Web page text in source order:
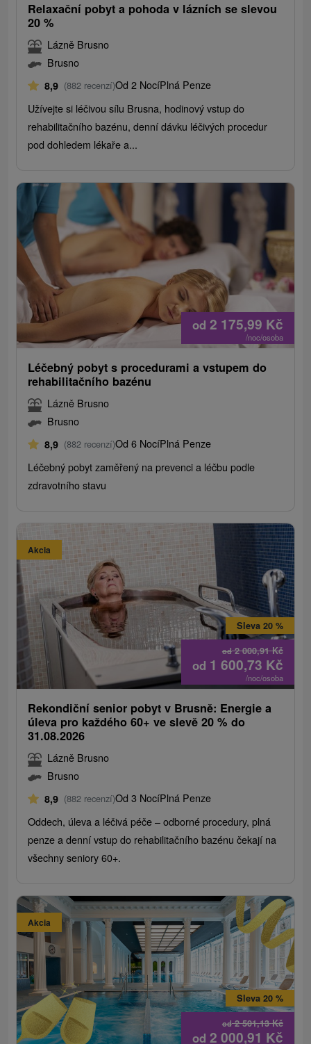
Relaxační pobyt a pohoda v lázních se slevou
20 %
Lázně Brusno
Brusno
8,9 (882 recenzí)Od 2 NocíPlná Penze
Užívejte si léčivou sílu Brusna, hodinový vstup do
rehabilitačního bazénu, denní dávku léčivých procedur
pod dohledem lékaře a...
od 2 175,99 Kč
/noc/osoba
Léčebný pobyt s procedurami a vstupem do
rehabilitačního bazénu
Lázně Brusno
Brusno
8,9 (882 recenzí)Od 6 NocíPlná Penze
Léčebný pobyt zaměřený na prevenci a léčbu podle
zdravotního stavu
Akcia
od2 000,91Kč
Sleva 20 %
od 1 600,73 Kč
/noc/osoba
Rekondiční senior pobyt v Brusně: Energie a
úleva pro každého 60+ ve slevě 20 % do
31.08.2026
Lázně Brusno
Brusno
8,9 (882 recenzí)Od 3 NocíPlná Penze
Oddech, úleva a léčivá péče – odborné procedury, plná
penze a denní vstup do rehabilitačního bazénu čekají na
všechny seniory 60+.
Akcia
od2 501,13Kč
Sleva 20 %
od 2 000,91 Kč